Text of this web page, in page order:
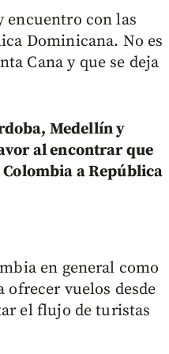
encuentro con las
Dominicana. No es
Cana y que se deja
Medellín y
al encontrar que
a República
en general como
ofrecer vuelos desde
el flujo de turistas